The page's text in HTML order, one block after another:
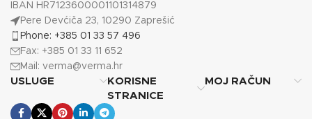
IBAN HR7123600001101314879
Pere Devćiča 23, 10290 Zaprešić
Phone: +385 01 33 57 496
Fax: +385 01 33 11 652
Mail: verma@verma.hr
USLUGE
KORISNE
STRANICE
MOJ RAČUN